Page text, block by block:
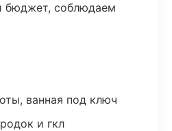
бюджет, соблюдаем
ванная под ключ
и гкл